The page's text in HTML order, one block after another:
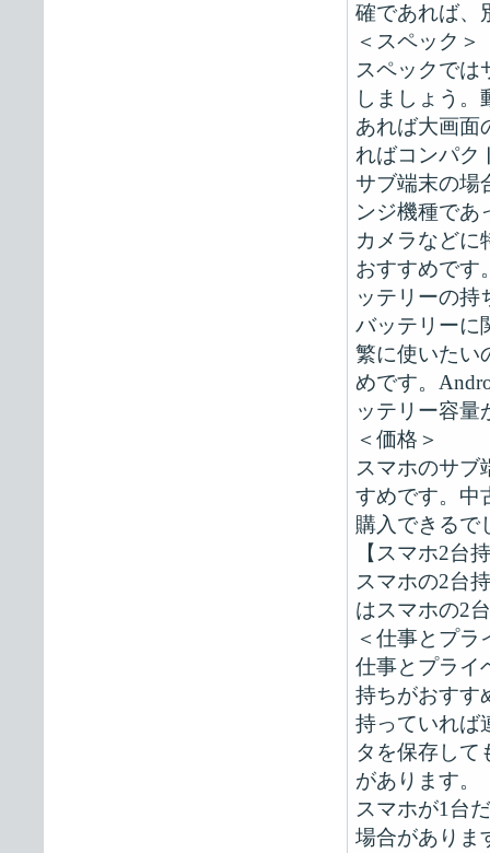
確であれば、
＜スペック＞
スペックでは
しましょう
あれば大画面
ればコンパク
サブ端末の場
ンジ機種であ
カメラなどに
おすすめです
ッテリーの持
バッテリーに
繁に使いたい
めです。
ッテリー容量
＜価格＞
スマホのサブ
すめです。中
購入できるで
【スマホ2台
スマホの2台
はスマホの2
＜仕事とプ
仕事とプライ
持ちがおすす
持っていれば
タを保存して
があります。
スマホが1台
場合がありま